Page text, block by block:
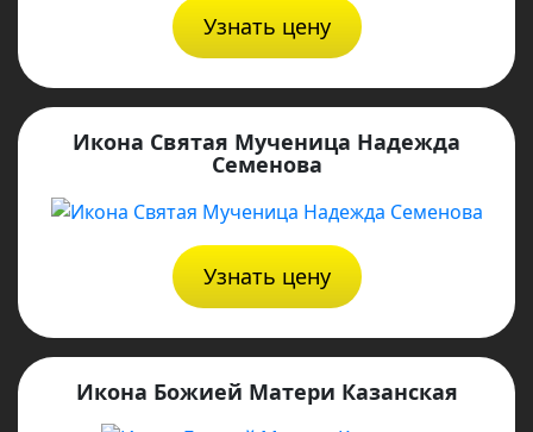
Узнать цену
Икона Святая Мученица Надежда
Семенова
Узнать цену
Икона Божией Матери Казанская